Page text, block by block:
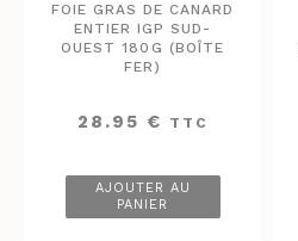
FOIE GRAS DE CANARD
ENTIER IGP SUD-
OUEST 180G (BOÎTE
FER)
28.95 € TTC
AJOUTER AU
PANIER